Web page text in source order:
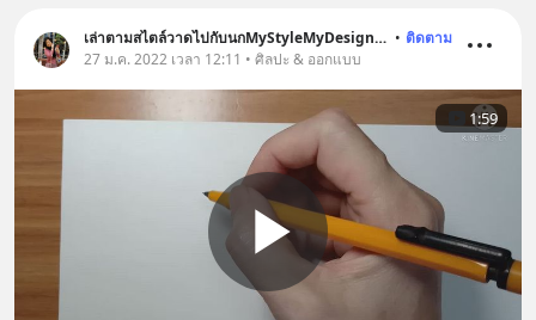
เล่าตามสไตล์วาดไปกับนกMyStyleMyDesignTellinstyle • ติดตาม
27 ม.ค. 2022 เวลา 12:11 • ศิลปะ & ออกแบบ
1:59